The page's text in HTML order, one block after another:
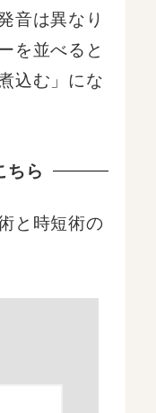
音は異なり
を並べると
込む」にな
ちら
と時短術の